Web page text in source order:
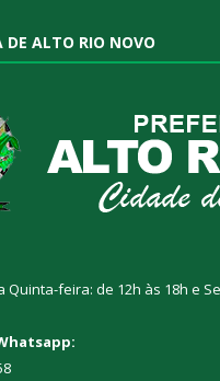
DE ALTO RIO NOVO
Quinta-feira: de 12h às 18h e